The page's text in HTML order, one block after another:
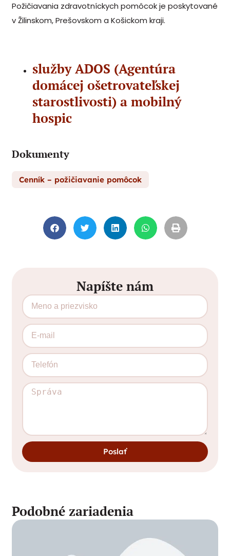
Požičiavania zdravotníckych pomôcok je poskytované
v Žilinskom, Prešovskom a Košickom kraji.
služby ADOS (Agentúra
domácej ošetrovateľskej
starostlivosti) a mobilný
hospic
Dokumenty
Cenník – požičiavanie pomôcok
Napíšte nám
Poslať
Podobné zariadenia